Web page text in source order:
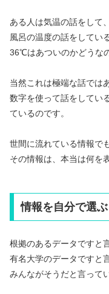
ある人は気温の話をして
風呂の温度の話をしてい
36℃はあついのかどうな
当然これは極端な話では
数字を使って話をしてい
ているのです。
世間に流れている情報で
その情報は、本当は何を
情報を自分で選ぶ
根拠のあるデータですと
有名大学のデータですと
みんながそうだと言って